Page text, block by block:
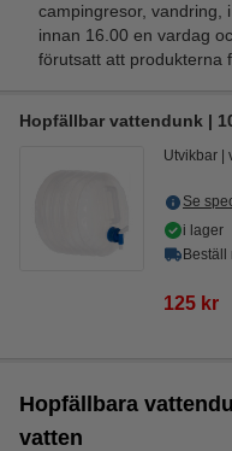
campingresor, vandring,
innan 16.00 en vardag
förutsatt att produkterna
Hopfällbar vattendunk |
Utvikbar
Se
i lager
Beställ
125 kr
Hopfällbara
vatten